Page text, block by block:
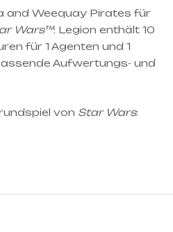
and Weequay Pirates für
Wars™: Legion enthält 10
für 1 Agenten und 1
Aufwertungs- und
von Star Wars: